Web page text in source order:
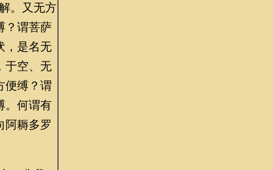
。又无方
？谓菩萨
，是名无
于空、无
便缚？谓
。何谓有
阿耨多罗